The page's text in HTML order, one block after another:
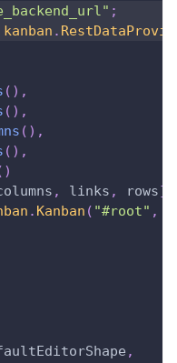
;
kanban .
( ) ,
( ) ,
( ) ,
( ) ,
)
, links , rows]
. Kanban ( "#root" ,
,